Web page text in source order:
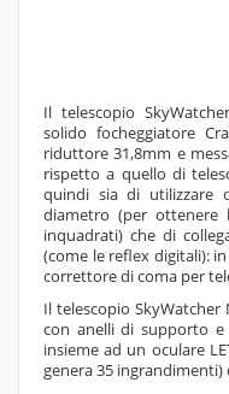
Il telescopio
solido focheggiatore
riduttore 31,8mm e
rispetto a quello di
quindi sia di utilizzare
diametro (per ottenere
inquadrati) che di
(come le reflex digitali):
correttore di coma per
Il telescopio
con anelli di supporto
insieme ad un oculare
genera 35 ingrandimenti)